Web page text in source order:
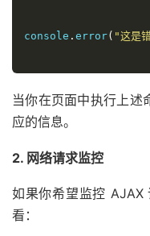
console . error( "这是
当你在页面中执行上述
应的信息。
2. 网络请求监控
如果你希望监控
看：